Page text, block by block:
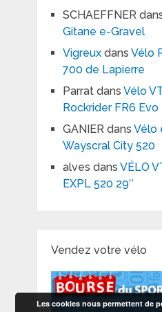
SCHAEFFNER
Gitane e-Gravel
Vigreuxdans Vélo
700 de Lapierre
Parratdans Vélo
Rockrider FR6 Evo
GANIERdans Vélo
Wayscral City 520
alves dans VÉLO
EXPL 520 29″
Vendez votre vélo
Les cookies nous permettent de